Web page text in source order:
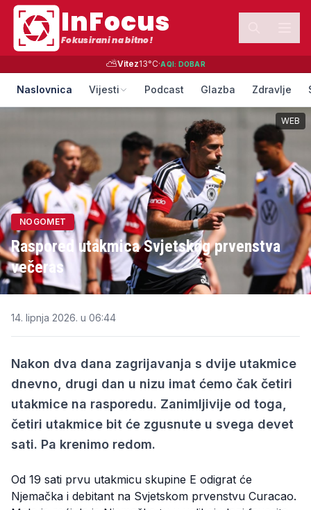
InFocus
Fokusirani na bitno!
⛅Vitez13°C·AQI: DOBAR
Naslovnica Vijesti Podcast Glazba Zdravlje
NOGOMET
Raspored utakmica Svjetskog prvenstva
večeras
WEB
14. lipnja 2026. u 06:44
Nakon dva dana zagrijavanja s dvije utakmice
dnevno, drugi dan u nizu imat ćemo čak četiri
utakmice na rasporedu. Zanimljivije od toga,
četiri utakmice bit će zgusnute u svega devet
sati. Pa krenimo redom.
Od 19 sati prvu utakmicu skupine E odigrat će
Njemačka i debitant na Svjetskom prvenstvu Curacao.